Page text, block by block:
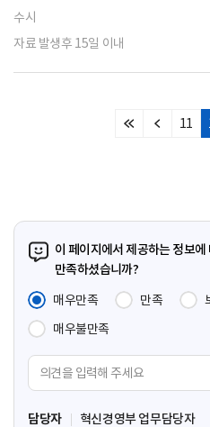
수시
자료 발생후 15일 이내
처
이
11
이 페이지에서 제공하는 정보에
만족하셨습니까?
매우만족
만족
매우불만족
견
입
담당자 혁신경영부 업무담당자